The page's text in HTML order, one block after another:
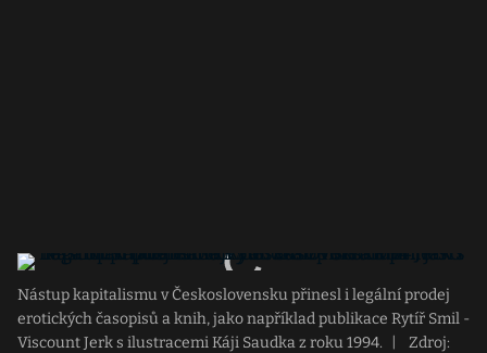
Nástup kapitalismu v Československu přinesl i legální prodej
erotických časopisů a knih, jako například publikace Rytíř Smil -
Viscount Jerk s ilustracemi Káji Saudka z roku 1994.
Zdroj: